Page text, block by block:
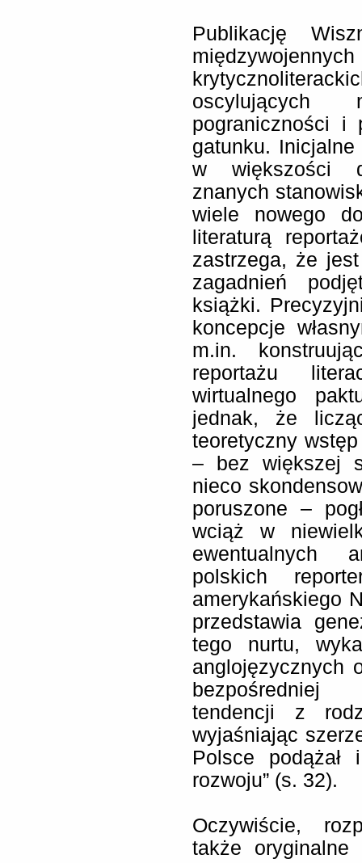
Publikację
oscylujących
pograniczności i
gatunku.
w większości
znanych
wiele nowego
literaturą
zastrzega, że
zagadnień
książki.
koncepcje
m.in.
reportażu
wirtualnego
jednak, że
teoretyczny
– bez większej
nieco
poruszone –
wciąż w
ewentualnych
polskich
amerykańskiego
przedstawia
tego nurtu,
anglojęzycznych
bezpośredniej
tendencji z
wyjaśniając
Polsce podążał
rozwoju” (s. 32).
Oczywiście,
także oryginalne